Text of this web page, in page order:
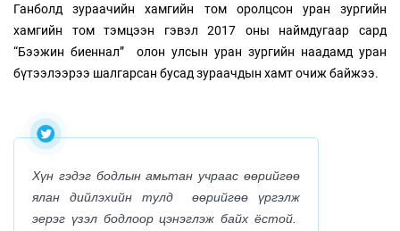
Ганболд зураачийн хамгийн том оролцсон уран зургийн
хамгийн том тэмцээн гэвэл 2017 оны наймдугаар сард
“Бээжин биеннал” олон улсын уран зургийн наадамд уран
бүтээлээрээ шалгарсан бусад зураачдын хамт очиж байжээ.
Хүн гэдэг бодлын амьтан учраас өөрийгөө
ялан дийлэхийн тулд өөрийгөө үргэлж
эерэг үзэл бодлоор цэнэглэж байх ёстой.